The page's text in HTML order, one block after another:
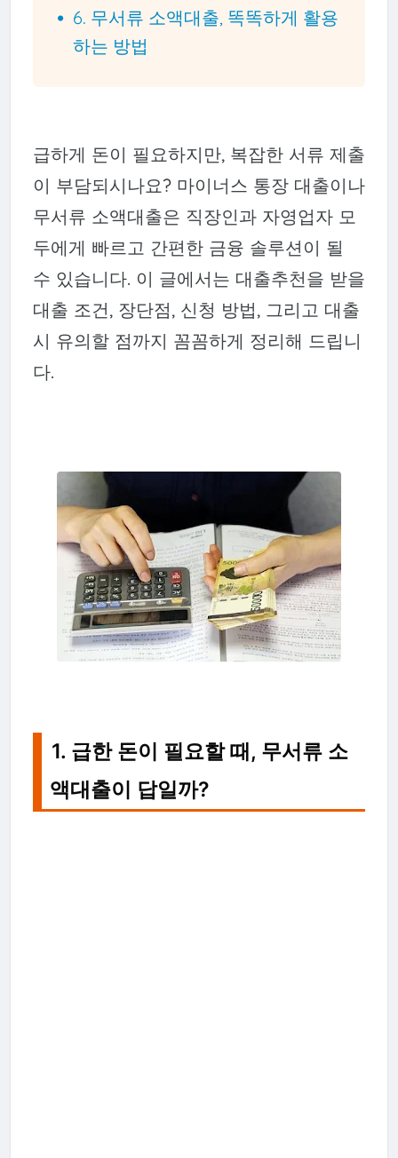
6. 무서류 소액대출, 똑똑하게 활용
하는 방법
급하게 돈이 필요하지만, 복잡한 서류 제출
이 부담되시나요? 마이너스 통장 대출이나
무서류 소액대출은 직장인과 자영업자 모
두에게 빠르고 간편한 금융 솔루션이 될
수 있습니다. 이 글에서는 대출추천을 받을
대출 조건, 장단점, 신청 방법, 그리고 대출
시 유의할 점까지 꼼꼼하게 정리해 드립니
다.
1. 급한 돈이 필요할 때, 무서류 소
액대출이 답일까?